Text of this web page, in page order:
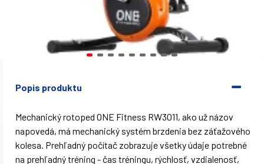
Popis produktu
Mechanický rotoped ONE Fitness RW3011, ako už názov
napovedá, má mechanický systém brzdenia bez záťažového
kolesa. Prehľadný počítač zobrazuje všetky údaje potrebné
na prehľadný tréning - čas tréningu, rýchlosť, vzdialenosť,